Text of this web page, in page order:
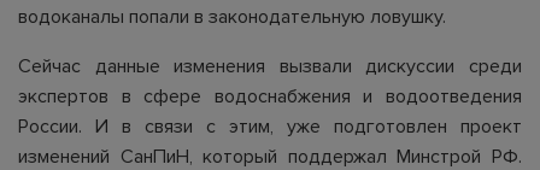
водоканалы попали в законодательную ловушку.
Сейчас данные изменения вызвали дискуссии среди
экспертов в сфере водоснабжения и водоотведения
России. И в связи с этим, уже подготовлен проект
изменений СанПиН, который поддержал Минстрой РФ.